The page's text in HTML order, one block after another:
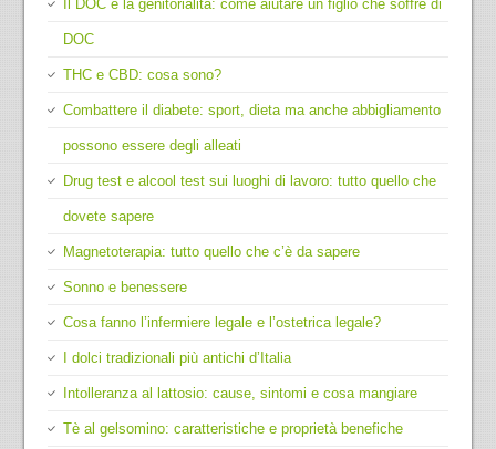
Il DOC e la genitorialità: come aiutare un figlio che soffre di
DOC
THC e CBD: cosa sono?
Combattere il diabete: sport, dieta ma anche abbigliamento
possono essere degli alleati
Drug test e alcool test sui luoghi di lavoro: tutto quello che
dovete sapere
Magnetoterapia: tutto quello che c’è da sapere
Sonno e benessere
Cosa fanno l’infermiere legale e l’ostetrica legale?
I dolci tradizionali più antichi d’Italia
Intolleranza al lattosio: cause, sintomi e cosa mangiare
Tè al gelsomino: caratteristiche e proprietà benefiche